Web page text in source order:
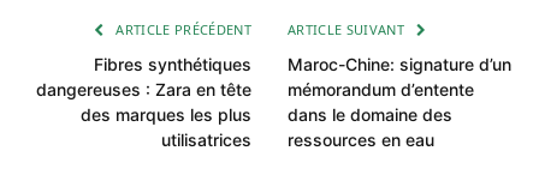
ARTICLE PRÉCÉDENT
Fibres synthétiques
dangereuses : Zara en tête
des marques les plus
utilisatrices
ARTICLE SUIVANT
Maroc-Chine: signature d’un
mémorandum d’entente
dans le domaine des
ressources en eau